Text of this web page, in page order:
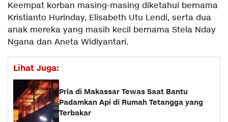
Keempat korban masing-masing diketahui bernama
Kristianto Hurinday, Elisabeth Utu Lendi, serta dua
anak mereka yang masih kecil bernama Stela Nday
Ngana dan Aneta Widiyantari.
Lihat Juga:
Pria di Makassar Tewas Saat Bantu
Padamkan Api di Rumah Tetangga yang
Terbakar